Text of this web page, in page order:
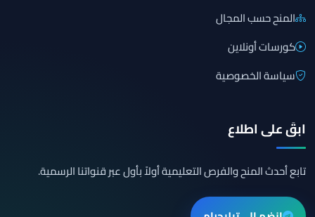
المنح حسب المجال
كورسات أونلاين
سياسة الخصوصية
ابقَ على اطلاع
تابع أحدث المنح والفرص التعليمية أولاً بأول عبر قنواتنا الرسمية.